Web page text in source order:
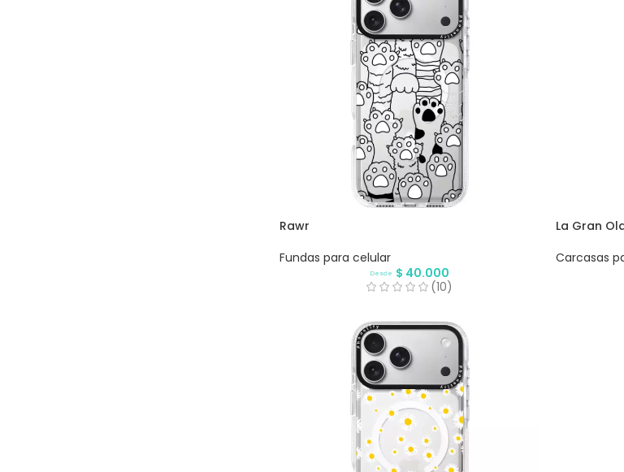
Rawr
Fundas para celular
Desde $ 40.000
(10)
La Gran
Carcasas